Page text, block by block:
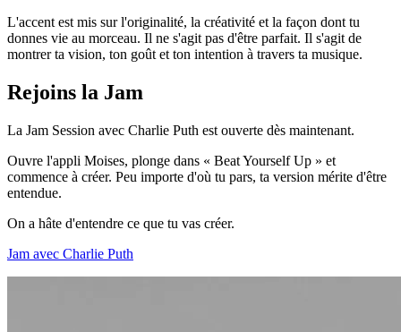
L'accent est mis sur l'originalité, la créativité et la façon dont tu
donnes vie au morceau. Il ne s'agit pas d'être parfait. Il s'agit de
montrer ta vision, ton goût et ton intention à travers ta musique.
Rejoins la Jam
La Jam Session avec Charlie Puth est ouverte dès maintenant.
Ouvre l'appli Moises, plonge dans « Beat Yourself Up » et
commence à créer. Peu importe d'où tu pars, ta version mérite d'être
entendue.
On a hâte d'entendre ce que tu vas créer.
Jam avec Charlie Puth